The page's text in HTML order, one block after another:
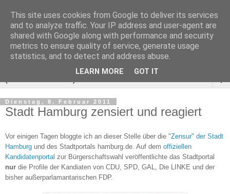
▼
Dienstag, 8. Februar 2011
Stadt Hamburg zensiert und reagiert
Vor einigen Tagen bloggte ich an dieser Stelle über die "Zensur" der Stadt
Hamburg und des Stadtportals hamburg.de. Auf dem offiziellen
Kandidatenportal zur Bürgerschaftswahl veröffentlichte das Stadtportal
nur die Profile der Kandiaten von CDU, SPD, GAL, Die LINKE und der
bisher außerparlamantarischen FDP.
This site uses cookies from Google to deliver its services
and to analyze traffic. Your IP address and user-agent are
shared with Google along with performance and security
metrics to ensure quality of service, generate usage
statistics, and to detect and address abuse.
LEARN MORE GOT IT